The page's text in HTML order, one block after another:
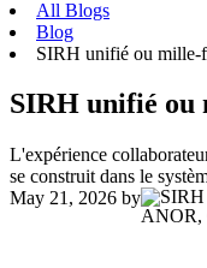
All Blogs
Blog
SIRH unifié ou mille-
SIRH unifié ou
L'expérience
se construit dans le
May 21, 2026 by
ANOR,